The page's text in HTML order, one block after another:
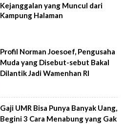
Kejanggalan yang Muncul dari
Kampung Halaman
Profil Norman Joesoef, Pengusaha
Muda yang Disebut-sebut Bakal
Dilantik Jadi Wamenhan RI
Gaji UMR Bisa Punya Banyak Uang,
Begini 3 Cara Menabung yang Gak